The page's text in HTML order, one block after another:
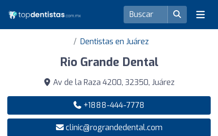
Dentistas en Juárez
Rio Grande Dental
Av de la Raza 4200, 32350, Juárez
+1888-444-7778
clinic@rograndedental.com